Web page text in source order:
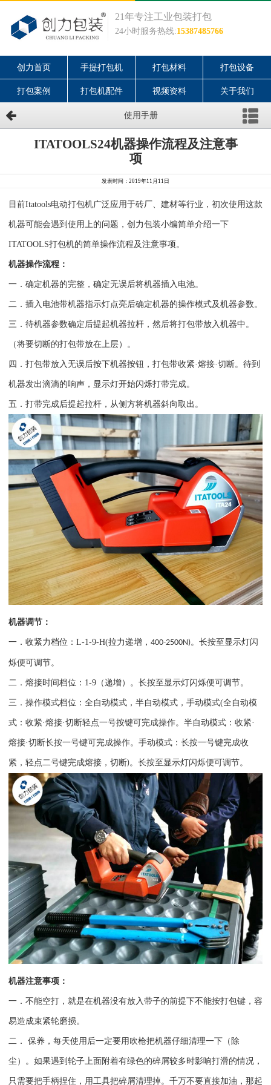
21年专注工业包装打包
24小时服务热线:15387485766
创力首页 手提打包机 打包材料 打包设备
打包案例 打包机配件 视频资料 关于我们
使用手册
ITATOOLS24机器操作流程及注意事
项
发表时间：2019年11月11日
目前Itatools电动打包机广泛应用于砖厂、建材等行业，初次使用这款
机器可能会遇到使用上的问题，创力包装小编简单介绍一下
ITATOOLS打包机的简单操作流程及注意事项。
机器操作流程：
一．确定机器的完整，确定无误后将机器插入电池。
二．插入电池带机器指示灯点亮后确定机器的操作模式及机器参数。
三．待机器参数确定后提起机器拉杆，然后将打包带放入机器中。
（将要切断的打包带放在上层）。
四．打包带放入无误后按下机器按钮，打包带收紧·熔接·切断。待到
机器发出滴滴的响声，显示灯开始闪烁打带完成。
五．打带完成后提起拉杆，从侧方将机器斜向取出。
机器调节：
一．收紧力档位： L-1-9-H(拉力递增， 400-2500N)。长按至显示灯闪
烁便可调节。
二．熔接时间档位： 1-9 （递增）。长按至显示灯闪烁便可调节。
三．操作模式档位：全自动模式，半自动模式，手动模式(全自动模
式：收紧·熔接·切断轻点一号按键可完成操作。半自动模式：收紧·
熔接·切断长按一号键可完成操作。手动模式：长按一号键完成收
紧，轻点二号键完成熔接，切断)。长按至显示灯闪烁便可调节。
机器注意事项：
一．不能空打，就是在机器没有放入带子的前提下不能按打包键，容
易造成束紧轮磨损。
二． 保养，每天使用后一定要用吹枪把机器仔细清理一下（除
尘）。如果遇到轮子上面附着有绿色的碎屑较多时影响打滑的情况，
只需要把手柄捏住，用工具把碎屑清理掉。千万不要直接加油，那起